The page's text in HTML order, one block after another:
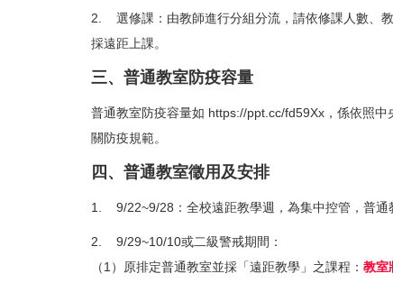
2. 選修課：由教師進行分組分流，請依修課人數、
採遠距上課。
三、普通教室防疫容量
普通教室防疫容量如 https://ppt.cc/fd59Xx ，係依照
關防疫規範。
四、普通教室徵用及安排
1. 9/22~9/28：全校遠距教學週，為集中控管，普通
2. 9/29~10/10或二級警戒期間：
（1）原排定普通教室並採「遠距教學」之課程： 教室